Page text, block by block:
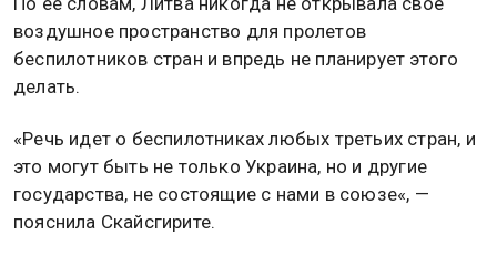
воздушное пространство для пролетов
беспилотников стран и впредь не планирует этого
делать.
«Речь идет о беспилотниках любых третьих стран, и
это могут быть не только Украина, но и другие
государства, не состоящие с нами в союзе«, —
пояснила Скайсгирите.